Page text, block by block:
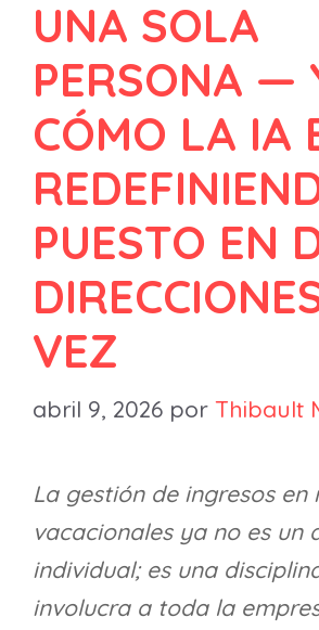
UNA SOLA
PERSONA —
CÓMO LA IA
PUESTO EN
VEZ
abril 9, 2026 por Thibault
La gestión de ingresos en
vacacionales ya no es un
individual; es una
involucra a toda la